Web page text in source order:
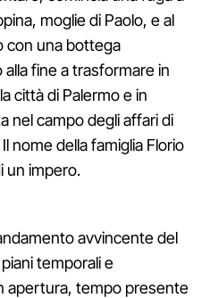
moglie di Paolo, e al
con una bottega
fine a trasformare in
città di Palermo e in
nel campo degli affari di
nome della famiglia Florio
un impero.
avvincente del
temporali e
apertura, tempo presente